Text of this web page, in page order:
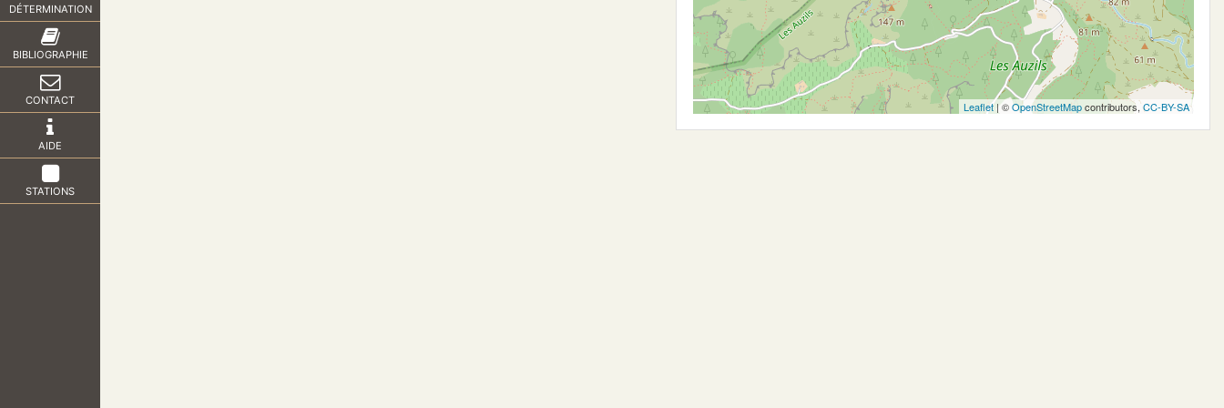
DÉTERMINATION
BIBLIOGRAPHIE
CONTACT
AIDE
STATIONS
Leaflet| ©OpenStreetMapcontributors,CC-BY-SA